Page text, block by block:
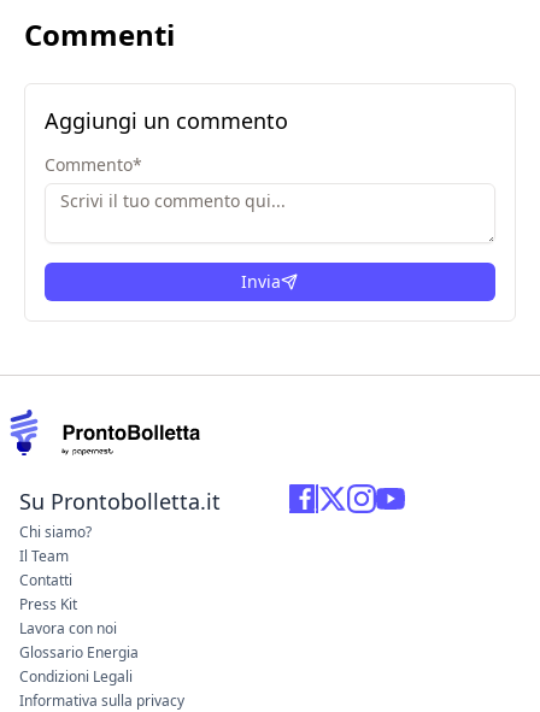
Commenti
Aggiungi un commento
Commento*
Invia
Su Prontobolletta.it
Chi siamo?
Il Team
Contatti
Press Kit
Lavora con noi
Glossario Energia
Condizioni Legali
Informativa sulla privacy